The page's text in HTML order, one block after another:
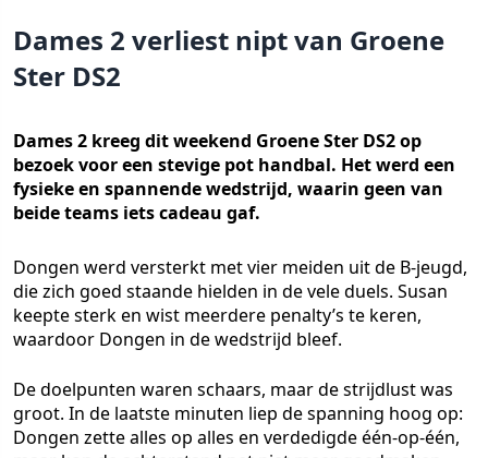
Dames 2 verliest nipt van Groene
Ster DS2
Dames 2 kreeg dit weekend Groene Ster DS2 op
bezoek voor een stevige pot handbal. Het werd een
fysieke en spannende wedstrijd, waarin geen van
beide teams iets cadeau gaf.
Dongen werd versterkt met vier meiden uit de B-jeugd,
die zich goed staande hielden in de vele duels. Susan
keepte sterk en wist meerdere penalty’s te keren,
waardoor Dongen in de wedstrijd bleef.
De doelpunten waren schaars, maar de strijdlust was
groot. In de laatste minuten liep de spanning hoog op:
Dongen zette alles op alles en verdedigde één-op-één,